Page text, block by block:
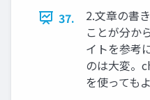
37.
2.文章の書
ことが分か
イトを参考
のは大変。
を使っても